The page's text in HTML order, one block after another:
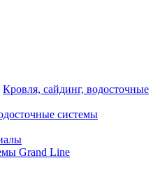
Кровля, сайдинг, водосточные
системы
Grand Line